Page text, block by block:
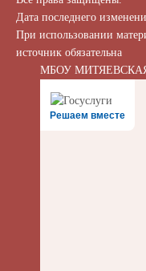
Дата последнего
При использовании
источник обязательна
МБОУ
Решаем вместе